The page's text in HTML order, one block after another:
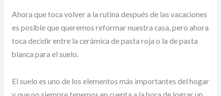
Ahora que toca volver a la rutina después de las vacaciones
es posible que queremos reformar nuestra casa, pero ahora
toca decidir entre la cerámica de pasta roja o la de pasta
blanca para el suelo.
El suelo es uno de los elementos más importantes del hogar